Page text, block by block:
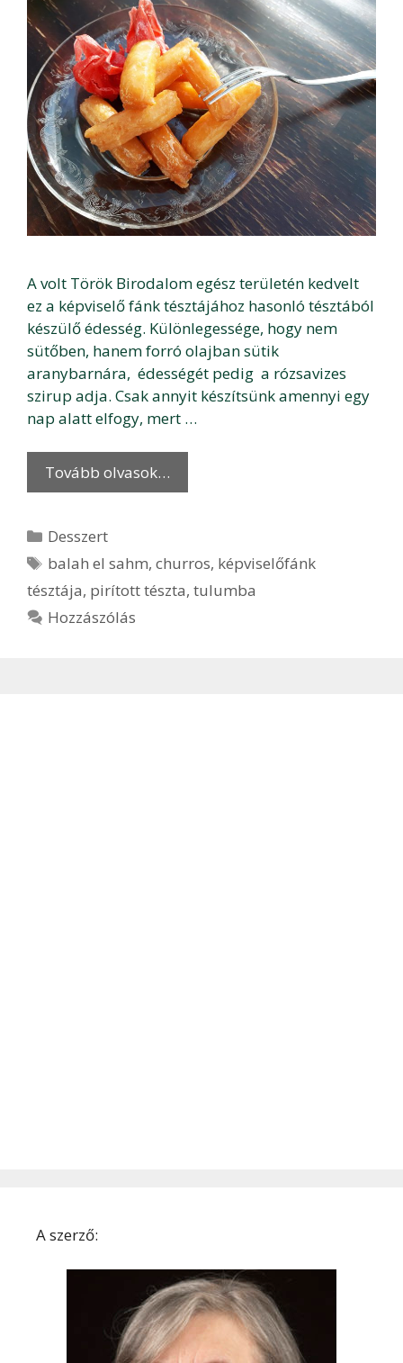
A volt Török Birodalom egész területén kedvelt
ez a képviselő fánk tésztájához hasonló tésztából
készülő édesség. Különlegessége, hogy nem
sütőben, hanem forró olajban sütik
aranybarnára, édességét pedig a rózsavizes
szirup adja. Csak annyit készítsünk amennyi egy
nap alatt elfogy, mert …
Tovább olvasok…
Kategória
Desszert
Címkék
balah el sahm,churros, képviselőfánk
tésztája, pirított tészta, tulumba
Hozzászólás
A szerző: